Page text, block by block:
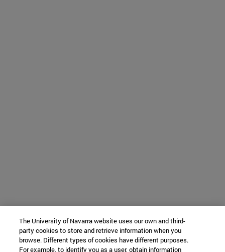
The University of Navarra website uses our own and third-
party cookies to store and retrieve information when you
browse. Different types of cookies have different purposes.
For example, to identify you as a user, obtain information